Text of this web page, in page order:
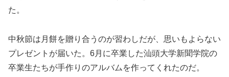
た。
中秋節は月餅を贈り合うのが習わしだが、思いもよらない
プレゼントが届いた。6月に卒業した汕頭大学新聞学院の
卒業生たちが手作りのアルバムを作ってくれたのだ。